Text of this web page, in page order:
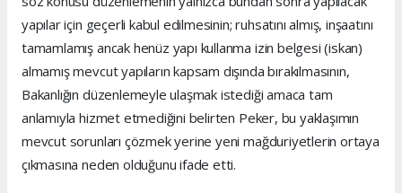
yapılar için geçerli kabul edilmesinin; ruhsatını almış, inşaatını
tamamlamış ancak henüz yapı kullanma izin belgesi (iskan)
almamış mevcut yapıların kapsam dışında bırakılmasının,
Bakanlığın düzenlemeyle ulaşmak istediği amaca tam
anlamıyla hizmet etmediğini belirten Peker, bu yaklaşımın
mevcut sorunları çözmek yerine yeni mağduriyetlerin ortaya
çıkmasına neden olduğunu ifade etti.